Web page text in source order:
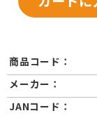
商品コード：
メーカー：
JANコード：